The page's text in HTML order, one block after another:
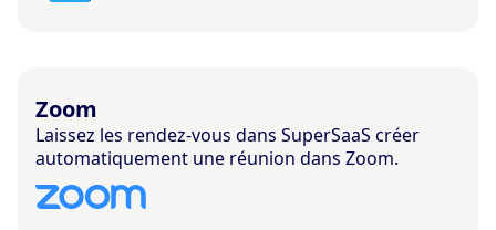
Zoom
Laissez les rendez-vous dans SuperSaaS créer
automatiquement une réunion dans Zoom.